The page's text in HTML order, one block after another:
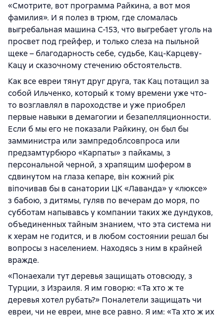
«Смотрите, вот программа Райкина, а вот моя
фамилия». И я полез в трюм, где сломалась
выгребальная машина С-153, что выгребает уголь на
просвет под грейфер, и только слеза на пыльной
щеке – благодарность себе, судьбе, Кац-Карцеву-
Кацу и сказочному стечению обстоятельств.
Как все евреи тянут друг друга, так Кац потащил за
собой Ильченко, который к тому времени уже что-
то возглавлял в пароходстве и уже приобрел
первые навыки в демагогии и безапелляционности.
Если б мы его не показали Райкину, он был бы
замминистра или зампредоблсовпроса или
предзамтурбюро «Карпаты» з пайкамы, з
персональной черной, з храпящим шофером в
сдвинутом на глаза кепаре, вiн кожний piк
вiпочивав бы в санатории ЦК «Лаванда» у «люксе»
з бабою, з дитямы, гуляв по вечерам до моря, по
субботам напывавсь у компании таких же дундуков,
объединенных тайным знанием, что эта система ни
к херам не годится, и в любом состоянии решал бы
вопросы з населением. Находясь з ним в крайней
вражде.
«Понаехали тут деревья защищать отовсюду, з
Турции, з Израиля. Я им говорю: «Та хто ж те
деревья хотел рубать?» Поналетели защищать чи
евреи, чи не евреи, мне все равно. Я им: «Та хто ж их